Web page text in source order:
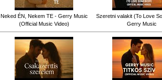
Neked ÉN, Nekem TE - Gerry Music
(Official Music Video)
Szeretni valakit (To Love
Gerry Music